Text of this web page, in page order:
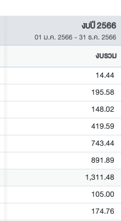
งบปี 2566
01 ม.ค. 2566-31 ธ.ค. 2566
งบรวม
14.44
195.58
148.02
419.59
743.44
891.89
1,311.48
105.00
174.76